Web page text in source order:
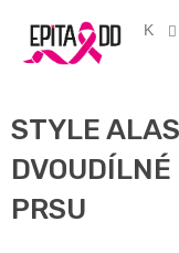
obsah
CZK
STYLE
PRSU